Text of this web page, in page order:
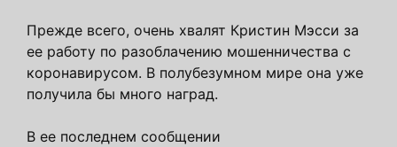
Прежде всего, очень хвалят Кристин Мэсси за
ее работу по разоблачению мошенничества с
коронавирусом. В полубезумном мире она уже
получила бы много наград.
В ее последнем сообщении